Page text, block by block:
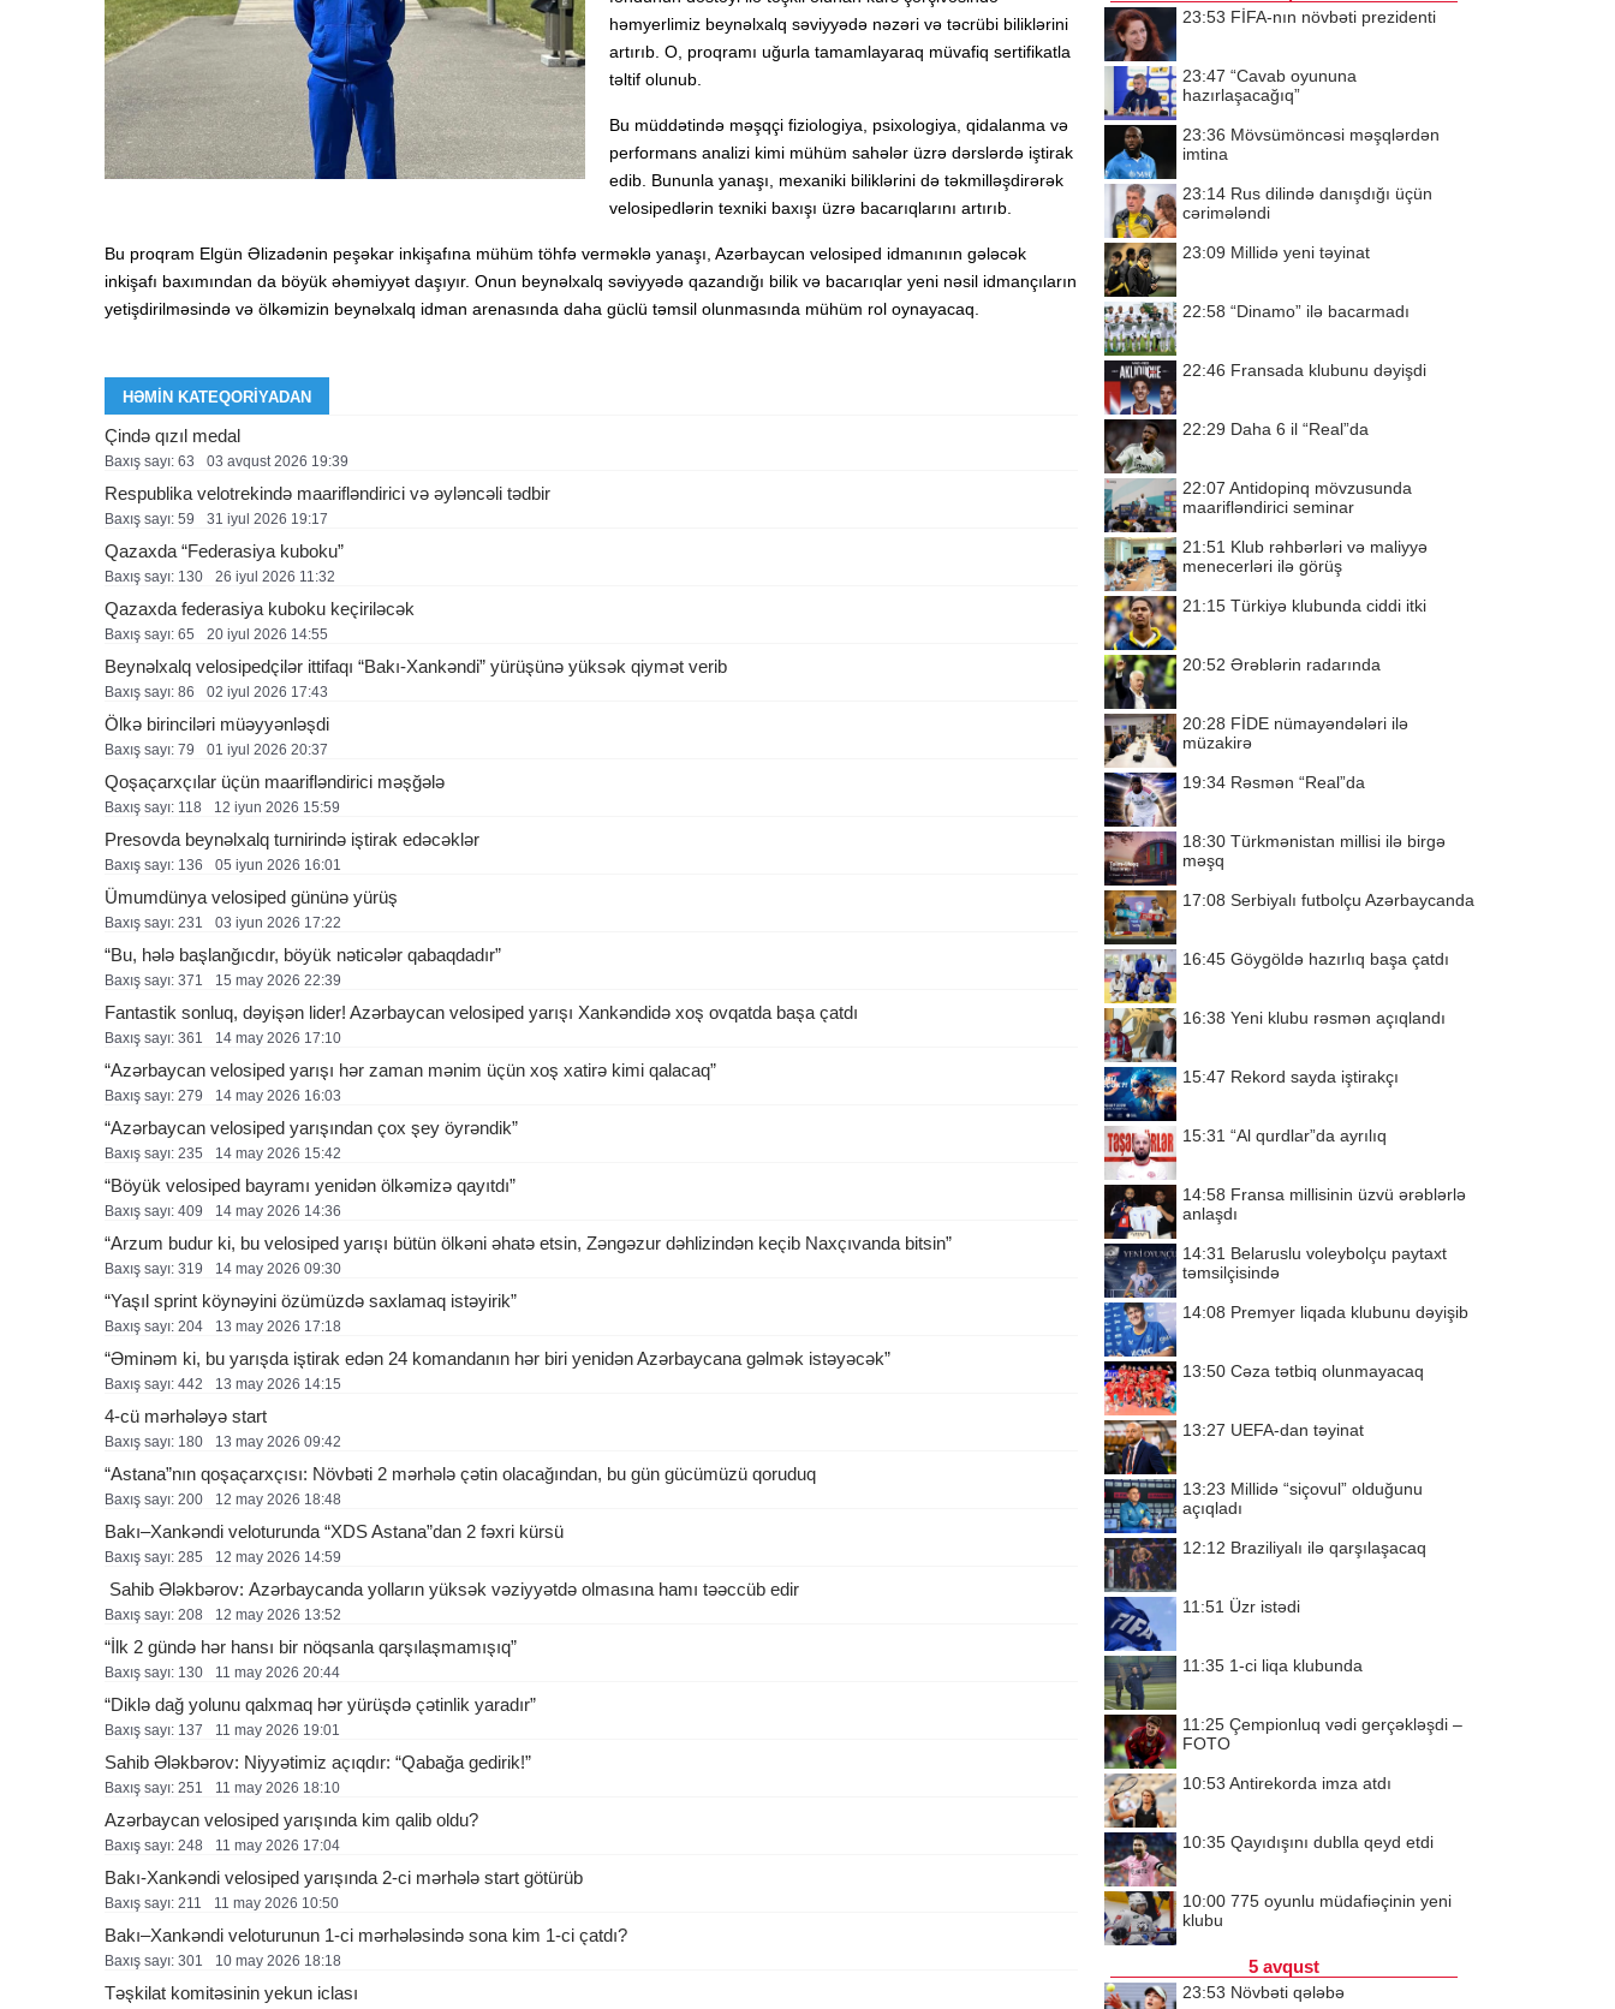
həmyerlimiz beynəlxalq səviyyədə nəzəri və təcrübi biliklərini
artırıb. O, proqramı uğurla tamamlayaraq müvafiq sertifikatla
təltif olunub.
Bu müddətində məşqçi fiziologiya, psixologiya, qidalanma və
performans analizi kimi mühüm sahələr üzrə dərslərdə iştirak
edib. Bununla yanaşı, mexaniki biliklərini də təkmilləşdirərək
velosipedlərin texniki baxışı üzrə bacarıqlarını artırıb.
Bu proqram Elgün Əlizadənin peşəkar inkişafına mühüm töhfə verməklə yanaşı, Azərbaycan velosiped idmanının gələcək
inkişafı baxımından da böyük əhəmiyyət daşıyır. Onun beynəlxalq səviyyədə qazandığı bilik və bacarıqlar yeni nəsil idmançıların
yetişdirilməsində və ölkəmizin beynəlxalq idman arenasında daha güclü təmsil olunmasında mühüm rol oynayacaq.
HƏMIN KATEQORIYADAN
Çində qızıl medal
Baxış sayı: 63 03 avqust 2026 19:39
Respublika velotrekində maarifləndirici və əyləncəli tədbir
Baxış sayı: 59 31 i̇yul 2026 19:17
Qazaxda “Federasiya kuboku”
Baxış sayı: 130 26 i̇yul 2026 11:32
Qazaxda federasiya kuboku keçiriləcək
Baxış sayı: 65 20 i̇yul 2026 14:55
Beynəlxalq velosipedçilər ittifaqı “Bakı-Xankəndi” yürüşünə yüksək qiymət verib
Baxış sayı: 86 02 i̇yul 2026 17:43
Ölkə birinciləri müəyyənləşdi
Baxış sayı: 79 01 i̇yul 2026 20:37
Qoşaçarxçılar üçün maarifləndirici məşğələ
Baxış sayı: 118 12 i̇yun 2026 15:59
Presovda beynəlxalq turnirində iştirak edəcəklər
Baxış sayı: 136 05 i̇yun 2026 16:01
Ümumdünya velosiped gününə yürüş
Baxış sayı: 231 03 i̇yun 2026 17:22
“Bu, hələ başlanğıcdır, böyük nəticələr qabaqdadır”
Baxış sayı: 371 15 may 2026 22:39
Fantastik sonluq, dəyişən lider! Azərbaycan velosiped yarışı Xankəndidə xoş ovqatda başa çatdı
Baxış sayı: 361 14 may 2026 17:10
“Azərbaycan velosiped yarışı hər zaman mənim üçün xoş xatirə kimi qalacaq”
Baxış sayı: 279 14 may 2026 16:03
“Azərbaycan velosiped yarışından çox şey öyrəndik”
Baxış sayı: 235 14 may 2026 15:42
“Böyük velosiped bayramı yenidən ölkəmizə qayıtdı”
Baxış sayı: 409 14 may 2026 14:36
“Arzum budur ki, bu velosiped yarışı bütün ölkəni əhatə etsin, Zəngəzur dəhlizindən keçib Naxçıvanda bitsin”
Baxış sayı: 319 14 may 2026 09:30
“Yaşıl sprint köynəyini özümüzdə saxlamaq istəyirik”
Baxış sayı: 204 13 may 2026 17:18
“Əminəm ki, bu yarışda iştirak edən 24 komandanın hər biri yenidən Azərbaycana gəlmək istəyəcək”
Baxış sayı: 442 13 may 2026 14:15
4-cü mərhələyə start
Baxış sayı: 180 13 may 2026 09:42
“Astana”nın qoşaçarxçısı: Növbəti 2 mərhələ çətin olacağından, bu gün gücümüzü qoruduq
Baxış sayı: 200 12 may 2026 18:48
Bakı–Xankəndi veloturunda “XDS Astana”dan 2 fəxri kürsü
Baxış sayı: 285 12 may 2026 14:59
Sahib Ələkbərov: Azərbaycanda yolların yüksək vəziyyətdə olmasına hamı təəccüb edir
Baxış sayı: 208 12 may 2026 13:52
“İlk 2 gündə hər hansı bir nöqsanla qarşılaşmamışıq”
Baxış sayı: 130 11 may 2026 20:44
“Diklə dağ yolunu qalxmaq hər yürüşdə çətinlik yaradır”
Baxış sayı: 137 11 may 2026 19:01
Sahib Ələkbərov: Niyyətimiz açıqdır: “Qabağa gedirik!”
Baxış sayı: 251 11 may 2026 18:10
Azərbaycan velosiped yarışında kim qalib oldu?
Baxış sayı: 248 11 may 2026 17:04
Bakı-Xankəndi velosiped yarışında 2-ci mərhələ start götürüb
Baxış sayı: 211 11 may 2026 10:50
Bakı–Xankəndi veloturunun 1-ci mərhələsində sona kim 1-ci çatdı?
Baxış sayı: 301 10 may 2026 18:18
Təşkilat komitəsinin yekun iclası
23:53 FİFA-nın növbəti prezidenti
23:47 “Cavab oyununa
hazırlaşacağıq”
23:36 Mövsümöncəsi məşqlərdən
imtina
23:14 Rus dilində danışdığı üçün
cərimələndi
23:09 Millidə yeni təyinat
22:58 “Dinamo” ilə bacarmadı
22:46 Fransada klubunu dəyişdi
22:29 Daha 6 il “Real”da
22:07 Antidopinq mövzusunda
maarifləndirici seminar
21:51 Klub rəhbərləri və maliyyə
menecerləri ilə görüş
21:15 Türkiyə klubunda ciddi itki
20:52 Ərəblərin radarında
20:28 FİDE nümayəndələri ilə
müzakirə
19:34 Rəsmən “Real”da
18:30 Türkmənistan millisi ilə birgə
məşq
17:08 Serbiyalı futbolçu Azərbaycanda
16:45 Göygöldə hazırlıq başa çatdı
16:38 Yeni klubu rəsmən açıqlandı
15:47 Rekord sayda iştirakçı
15:31 “Al qurdlar”da ayrılıq
14:58 Fransa millisinin üzvü ərəblərlə
anlaşdı
14:31 Belaruslu voleybolçu paytaxt
təmsilçisində
14:08 Premyer liqada klubunu dəyişib
13:50 Cəza tətbiq olunmayacaq
13:27 UEFA-dan təyinat
13:23 Millidə “siçovul” olduğunu
açıqladı
12:12 Braziliyalı ilə qarşılaşacaq
11:51 Üzr istədi
11:35 1-ci liqa klubunda
11:25 Çempionluq vədi gerçəkləşdi –
FOTO
10:53 Antirekorda imza atdı
10:35 Qayıdışını dublla qeyd etdi
10:00 775 oyunlu müdafiəçinin yeni
klubu
5 avqust
23:53 Növbəti qələbə